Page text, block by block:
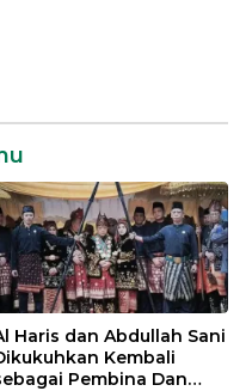
Haris dan Abdullah Sani
Kembali
Pembina Dan